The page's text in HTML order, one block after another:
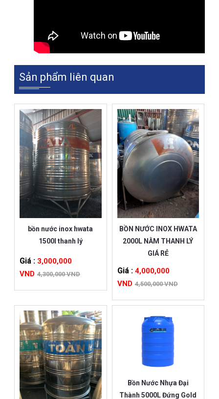
Sản phẩm liên quan
bồn nước inox hwata
1500l thanh lý
Giá : 3,000,000
VND 4,300,000 VND
BỒN NƯỚC INOX HWATA
2000L NẰM THANH LÝ
GIÁ RẺ
Giá : 4,000,000
VND 4,500,000 VND
Bồn Nước Nhựa Đại
Thành 5000L Đứng Gold